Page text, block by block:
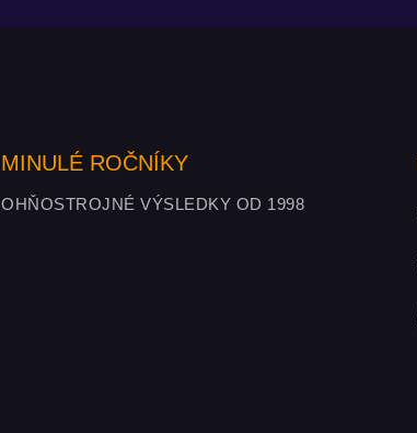
MINULÉ ROČNÍKY
OHŇOSTROJNÉ VÝSLEDKY OD 1998